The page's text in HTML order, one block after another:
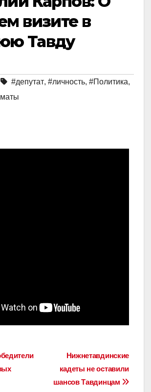
визите в
Тавду
#депутат, #личность, #Политика,
Нижнетавдинские
кадеты не оставили
шансов Тавдинцам